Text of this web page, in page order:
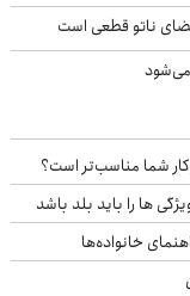
ناتو قطعی است
می‌شود
شما مناسب‌تر است؟
ها را باید بلد باشد